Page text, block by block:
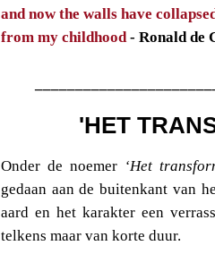
and now the walls have
from my childhood- Ronald de
'HET
Onder de noemer ‘Het
gedaan aan de buitenkant van
aard en het karakter een
telkens maar van korte duur.